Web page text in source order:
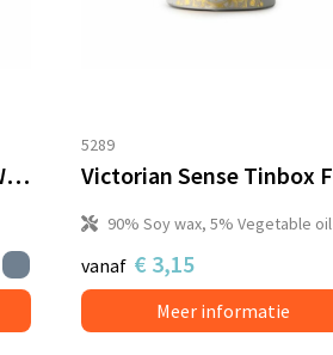
Victorian Sense Tinbox Waitery Pear & Blossoms geurkaars
5289
90% Soy wax, 5% Vegetable oil
vanaf € 3,15
Meer informatie